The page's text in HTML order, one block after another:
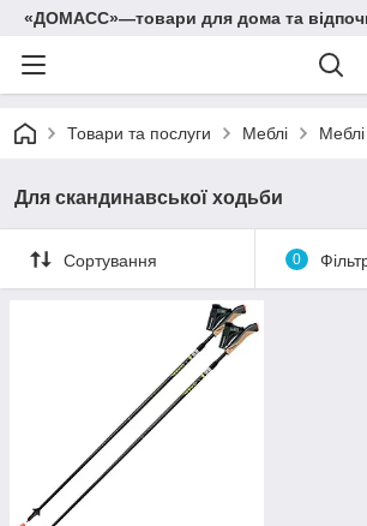
«ДОМАСС»—товари для дома та
Товари та послуги Меблі
Для скандинавської ходьби
Сортування 0